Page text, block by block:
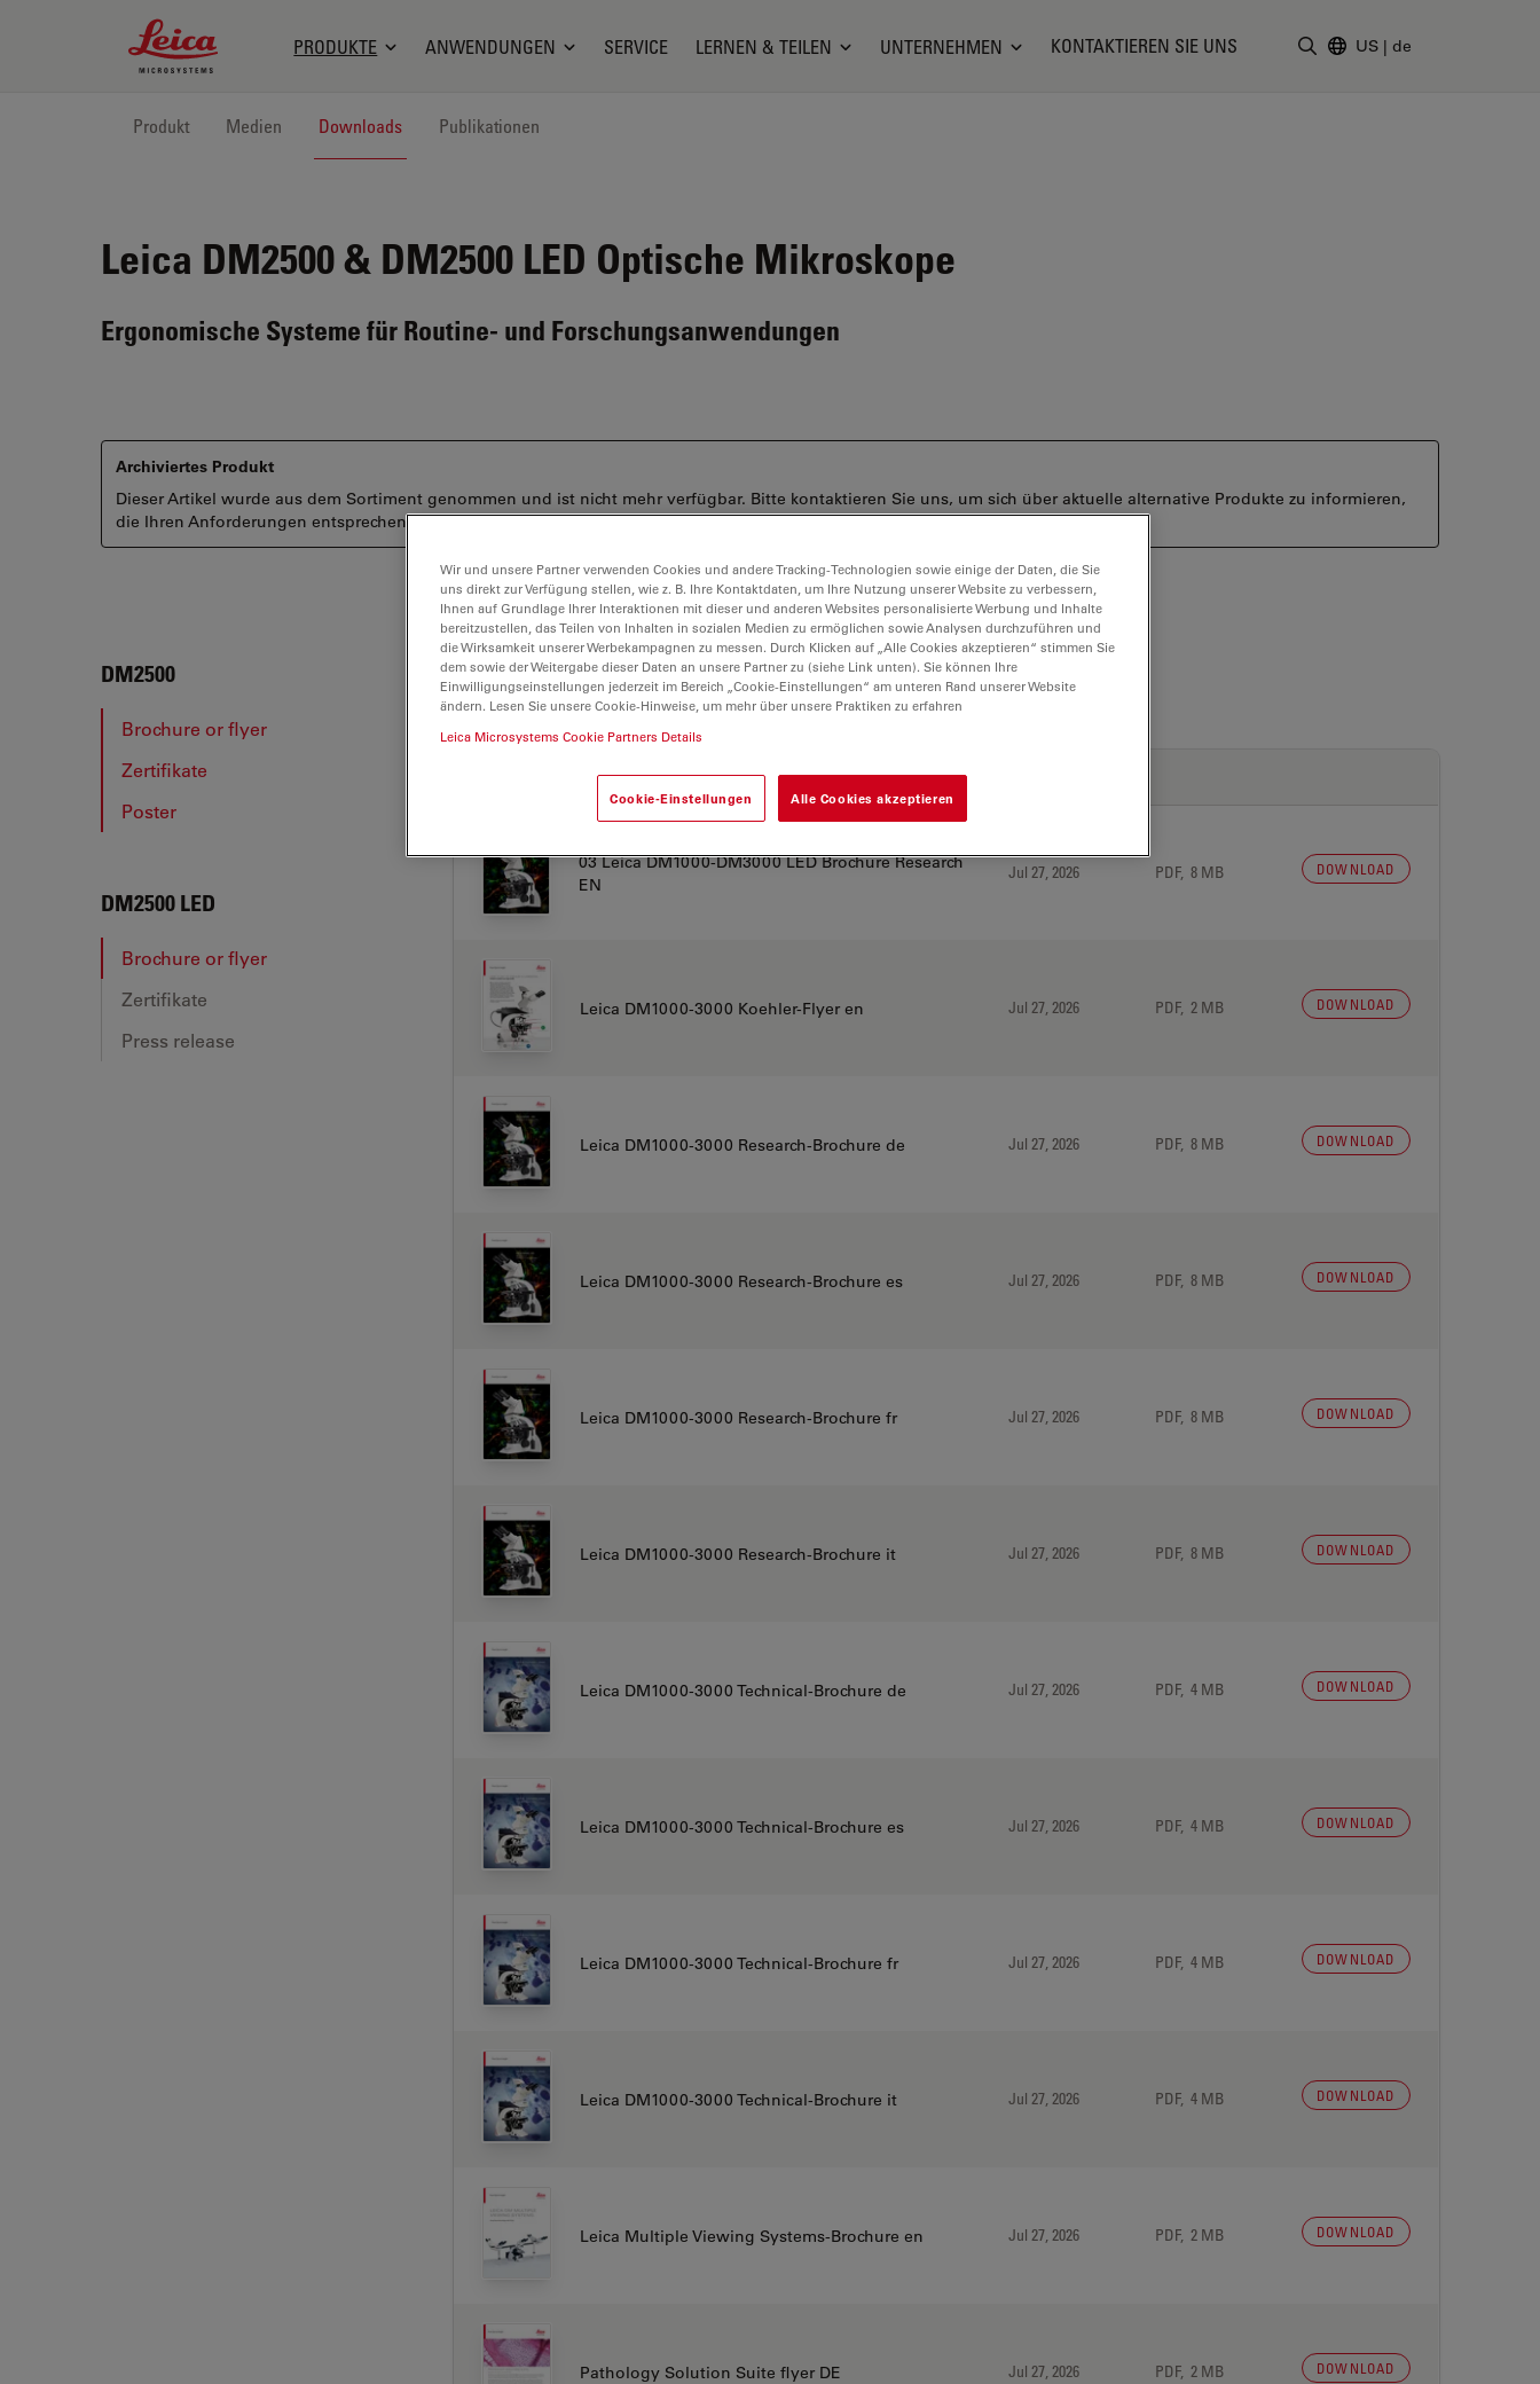
Leica Microsystems Logo
PRODUKTE ANWENDUNGEN SERVICE LERNEN & TEILEN UNTERNEHMEN KONTAKTIEREN SIE UNS US | de
Produkt Medien Downloads Publikationen
Leica DM2500 & DM2500 LED Optische Mikroskope
Ergonomische Systeme für Routine- und Forschungsanwendungen
Archiviertes Produkt
Dieser Artikel wurde aus dem Sortiment genommen und ist nicht mehr verfügbar. Bitte kontaktieren Sie uns, um sich über aktuelle alternative Produkte zu informieren,
die Ihren Anforderungen entsprechen könnten.
DM2500
Brochure or flyer
Zertifikate
Poster
DM2500 LED
Brochure or flyer
Zertifikate
Press release
DM2500
BROCHURE OR FLYER
03 Leica DM1000-DM3000 LED Brochure Research
EN
Jul 27, 2026 PDF, 8 MB DOWNLOAD
Leica DM1000-3000 Koehler-Flyer en Jul 27, 2026 PDF, 2 MB DOWNLOAD
Leica DM1000-3000 Research-Brochure de Jul 27, 2026 PDF, 8 MB DOWNLOAD
Leica DM1000-3000 Research-Brochure es Jul 27, 2026 PDF, 8 MB DOWNLOAD
Leica DM1000-3000 Research-Brochure fr Jul 27, 2026 PDF, 8 MB DOWNLOAD
Leica DM1000-3000 Research-Brochure it Jul 27, 2026 PDF, 8 MB DOWNLOAD
Leica DM1000-3000 Technical-Brochure de Jul 27, 2026 PDF, 4 MB DOWNLOAD
Leica DM1000-3000 Technical-Brochure es Jul 27, 2026 PDF, 4 MB DOWNLOAD
Leica DM1000-3000 Technical-Brochure fr Jul 27, 2026 PDF, 4 MB DOWNLOAD
Leica DM1000-3000 Technical-Brochure it Jul 27, 2026 PDF, 4 MB DOWNLOAD
Leica Multiple Viewing Systems-Brochure en Jul 27, 2026 PDF, 2 MB DOWNLOAD
Pathology Solution Suite flyer DE Jul 27, 2026 PDF, 2 MB DOWNLOAD
Wir und unsere Partner verwenden Cookies und andere Tracking-Technologien sowie einige der Daten, die Sie
uns direkt zur Verfügung stellen, wie z. B. Ihre Kontaktdaten, um Ihre Nutzung unserer Website zu verbessern,
Ihnen auf Grundlage Ihrer Interaktionen mit dieser und anderen Websites personalisierte Werbung und Inhalte
bereitzustellen, das Teilen von Inhalten in sozialen Medien zu ermöglichen sowie Analysen durchzuführen und
die Wirksamkeit unserer Werbekampagnen zu messen. Durch Klicken auf „Alle Cookies akzeptieren“ stimmen Sie
dem sowie der Weitergabe dieser Daten an unsere Partner zu (siehe Link unten). Sie können Ihre
Einwilligungseinstellungen jederzeit im Bereich „Cookie-Einstellungen“ am unteren Rand unserer Website
ändern. Lesen Sie unsere Cookie-Hinweise, um mehr über unsere Praktiken zu erfahren
Leica Microsystems Cookie Partners Details
Cookie-Einstellungen Alle Cookies akzeptieren